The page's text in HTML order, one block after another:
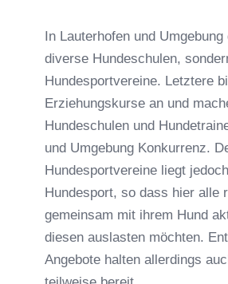
In Lauterhofen und
diverse Hundeschulen,
Hundesportvereine. Letztere
Erziehungskurse an und
Hundeschulen und
und Umgebung Konkurrenz.
Hundesportvereine liegt
Hundesport, so dass hier alle
gemeinsam mit ihrem Hund
diesen auslasten möchten.
Angebote halten allerdings